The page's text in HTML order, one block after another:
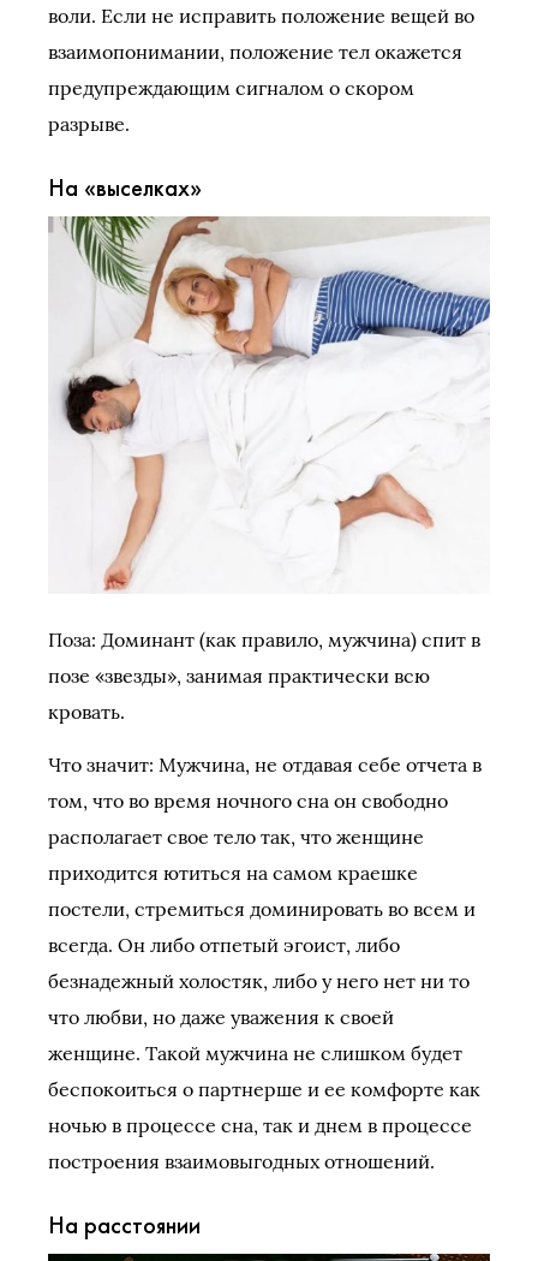
воли. Если не исправить положение вещей во
взаимопонимании, положение тел окажется
предупреждающим сигналом о скором
разрыве.
На «выселках»
Поза: Доминант (как правило, мужчина) спит в
позе «звезды», занимая практически всю
кровать.
Что значит: Мужчина, не отдавая себе отчета в
том, что во время ночного сна он свободно
располагает свое тело так, что женщине
приходится ютиться на самом краешке
постели, стремиться доминировать во всем и
всегда. Он либо отпетый эгоист, либо
безнадежный холостяк, либо у него нет ни то
что любви, но даже уважения к своей
женщине. Такой мужчина не слишком будет
беспокоиться о партнерше и ее комфорте как
ночью в процессе сна, так и днем в процессе
построения взаимовыгодных отношений.
На расстоянии